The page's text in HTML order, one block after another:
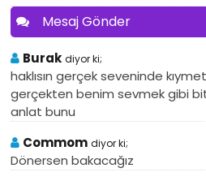
Mesaj Gönder
Burak diyor ki;
haklısın gerçek seveninde
gerçekten benim sevmek gibi
anlat bunu
Commom diyor ki;
Dönersen bakacağız